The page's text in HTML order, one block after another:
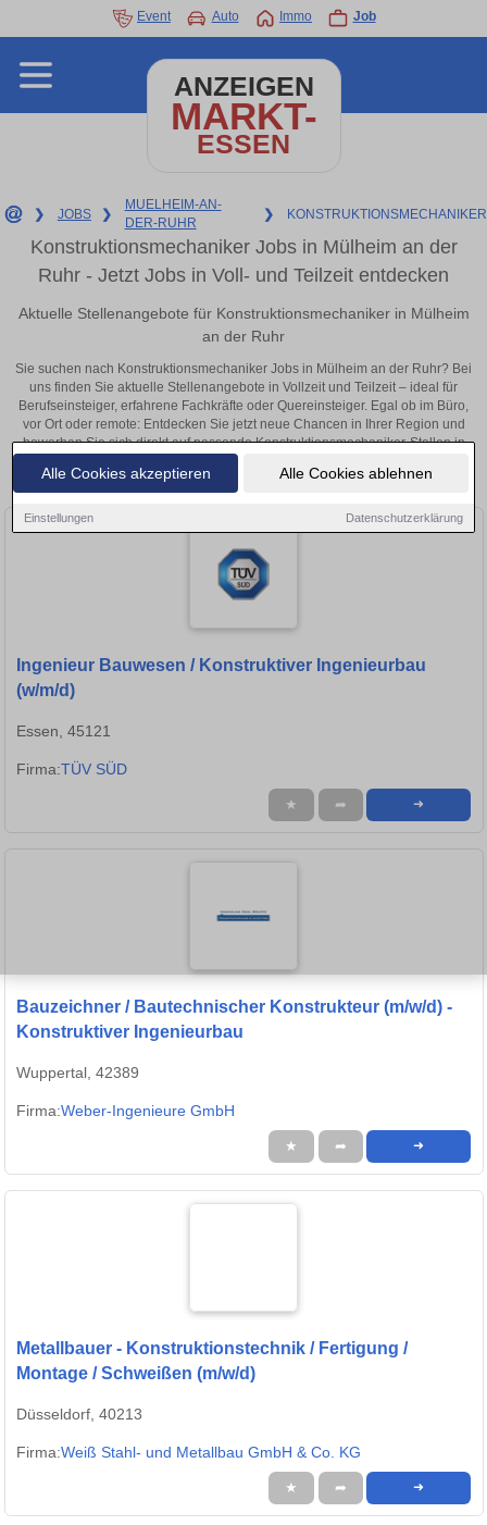
Alle Cookies akzeptieren Alle Cookies ablehnen
Einstellungen Datenschutzerklärung
Event Auto Immo Job
ANZEIGEN
MARKT-
ESSEN
❯ JOBS ❯
MUELHEIM-AN-
DER-RUHR
❯ KONSTRUKTIONSMECHANIKER
Konstruktionsmechaniker Jobs in Mülheim an der
Ruhr - Jetzt Jobs in Voll- und Teilzeit entdecken
Aktuelle Stellenangebote für Konstruktionsmechaniker in Mülheim
an der Ruhr
Sie suchen nach Konstruktionsmechaniker Jobs in Mülheim an der Ruhr? Bei
uns finden Sie aktuelle Stellenangebote in Vollzeit und Teilzeit – ideal für
Berufseinsteiger, erfahrene Fachkräfte oder Quereinsteiger. Egal ob im Büro,
vor Ort oder remote: Entdecken Sie jetzt neue Chancen in Ihrer Region und
bewerben Sie sich direkt auf passende Konstruktionsmechaniker-Stellen in
Mülheim an der Ruhr!
Ingenieur Bauwesen / Konstruktiver Ingenieurbau
(w/m/d)
Essen, 45121
Firma:TÜV SÜD
★ ➦ ➜
Bauzeichner / Bautechnischer Konstrukteur (m/w/d) -
Konstruktiver Ingenieurbau
Wuppertal, 42389
Firma:Weber-Ingenieure GmbH
★ ➦ ➜
Metallbauer - Konstruktionstechnik / Fertigung /
Montage / Schweißen (m/w/d)
Düsseldorf, 40213
Firma:Weiß Stahl- und Metallbau GmbH & Co. KG
★ ➦ ➜